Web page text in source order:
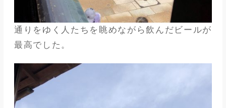
通りをゆく人たちを眺めながら飲んだビールが
最高でした。